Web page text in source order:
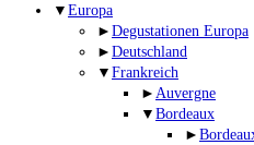
▼ Europa
► Degustationen Europa
► Deutschland
▼ Frankreich
► Auvergne
▼ Bordeaux
►